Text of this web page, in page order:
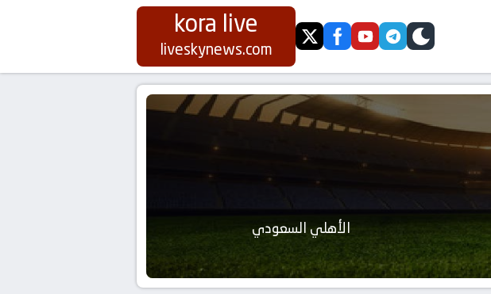
kora live
liveskynews.com twitterfacebookyoutubetelegram
skin
الأهلي السعودي